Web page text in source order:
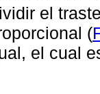
el
(
el cual